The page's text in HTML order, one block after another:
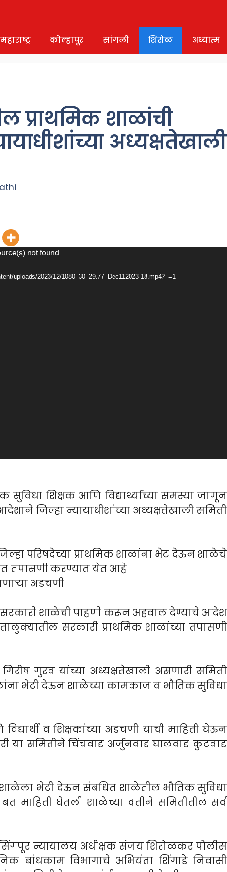
महाराष्ट्र कोल्हापूर सांगली शिरोळ अध्यात्म
प्राथमिक शाळांची
अध्यक्षतेखाली
not found
uploads/2023/12/1080_30_29.77_Dec112023-18.mp4?_=1
सुविधा शिक्षक आणि विद्यार्थ्यांच्या समस्या जाणून
जिल्हा न्यायाधीशांच्या अध्यक्षतेखाली समिती
परिषदेच्या प्राथमिक शाळांना भेट देऊन शाळेचे
तपासणी करण्यात येत आहे
अडचणी
सरकारी शाळेची पाहणी करून अहवाल देण्याचे आदेश
सरकारी प्राथमिक शाळांच्या तपासणी
गुरव यांच्या अध्यक्षतेखाली असणारी समिती
भेटी देऊन शाळेच्या कामकाज व भौतिक सुविधा
व शिक्षकांच्या अडचणी याची माहिती घेऊन
या समितीने चिंचवाड अर्जुनवाड घालवाड कुटवाड
शाळेला भेटी देऊन संबंधित शाळेतील भौतिक सुविधा
माहिती घेतली शाळेच्या वतीने समितीतील सर्व
न्यायालय अधीक्षक संजय शिरोळकर पोलीस
बांधकाम विभागाचे अभियंता शिंगाडे निवासी